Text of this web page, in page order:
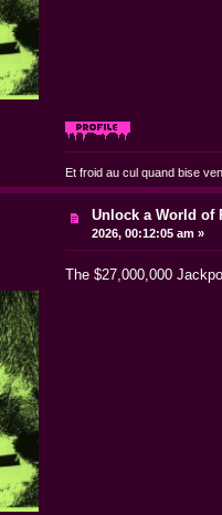
Et froid au cul quand bise
Unlock a World of
2026, 00:12:05 am »
The $27,000,000